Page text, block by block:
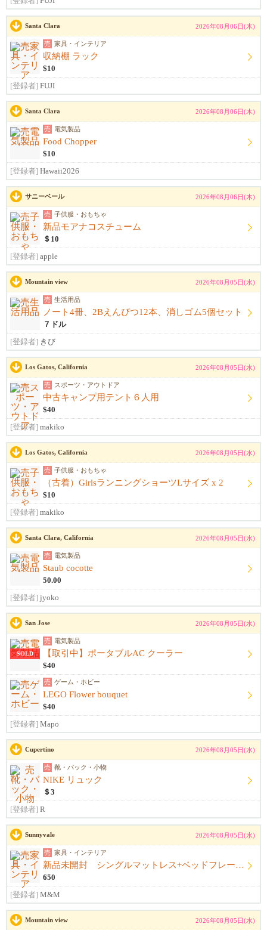
Santa Clara 2026年08月06日(木)
売 家具・インテリア
収納棚 ラック
$10
[登録者] FUJI
Santa Clara 2026年08月06日(木)
売 電気製品
Food Chopper
$10
[登録者] Hawaii2026
サニーベール 2026年08月06日(木)
売 子供服・おもちゃ
新品モアナコスチューム
＄10
[登録者] apple
Mountain view 2026年08月05日(水)
売 生活用品
ノート4冊、2Bえんぴつ12本、消しゴム5個セット
７ドル
[登録者] きび
Los Gatos, California 2026年08月05日(水)
売 スポーツ・アウトドア
中古キャンプ用テント６人用
$40
[登録者] makiko
Los Gatos, California 2026年08月05日(水)
売 子供服・おもちゃ
（古着）GirlsランニングショーツLサイズ x 2
$10
[登録者] makiko
Santa Clara, California 2026年08月05日(水)
売 電気製品
Staub cocotte
50.00
[登録者] jyoko
San Jose 2026年08月05日(水)
SOLD
売 電気製品
【取引中】ポータブルAC クーラー
$40
売 ゲーム・ホビー
LEGO Flower bouquet
$40
[登録者] Mapo
Cupertino 2026年08月05日(水)
売 靴・バック・小物
NIKE リュック
＄3
[登録者] R
Sunnyvale 2026年08月05日(水)
売 家具・インテリア
新品未開封 シングルマットレス+ベッドフレーム+シーツ
650
[登録者] M&M
Mountain view 2026年08月05日(水)